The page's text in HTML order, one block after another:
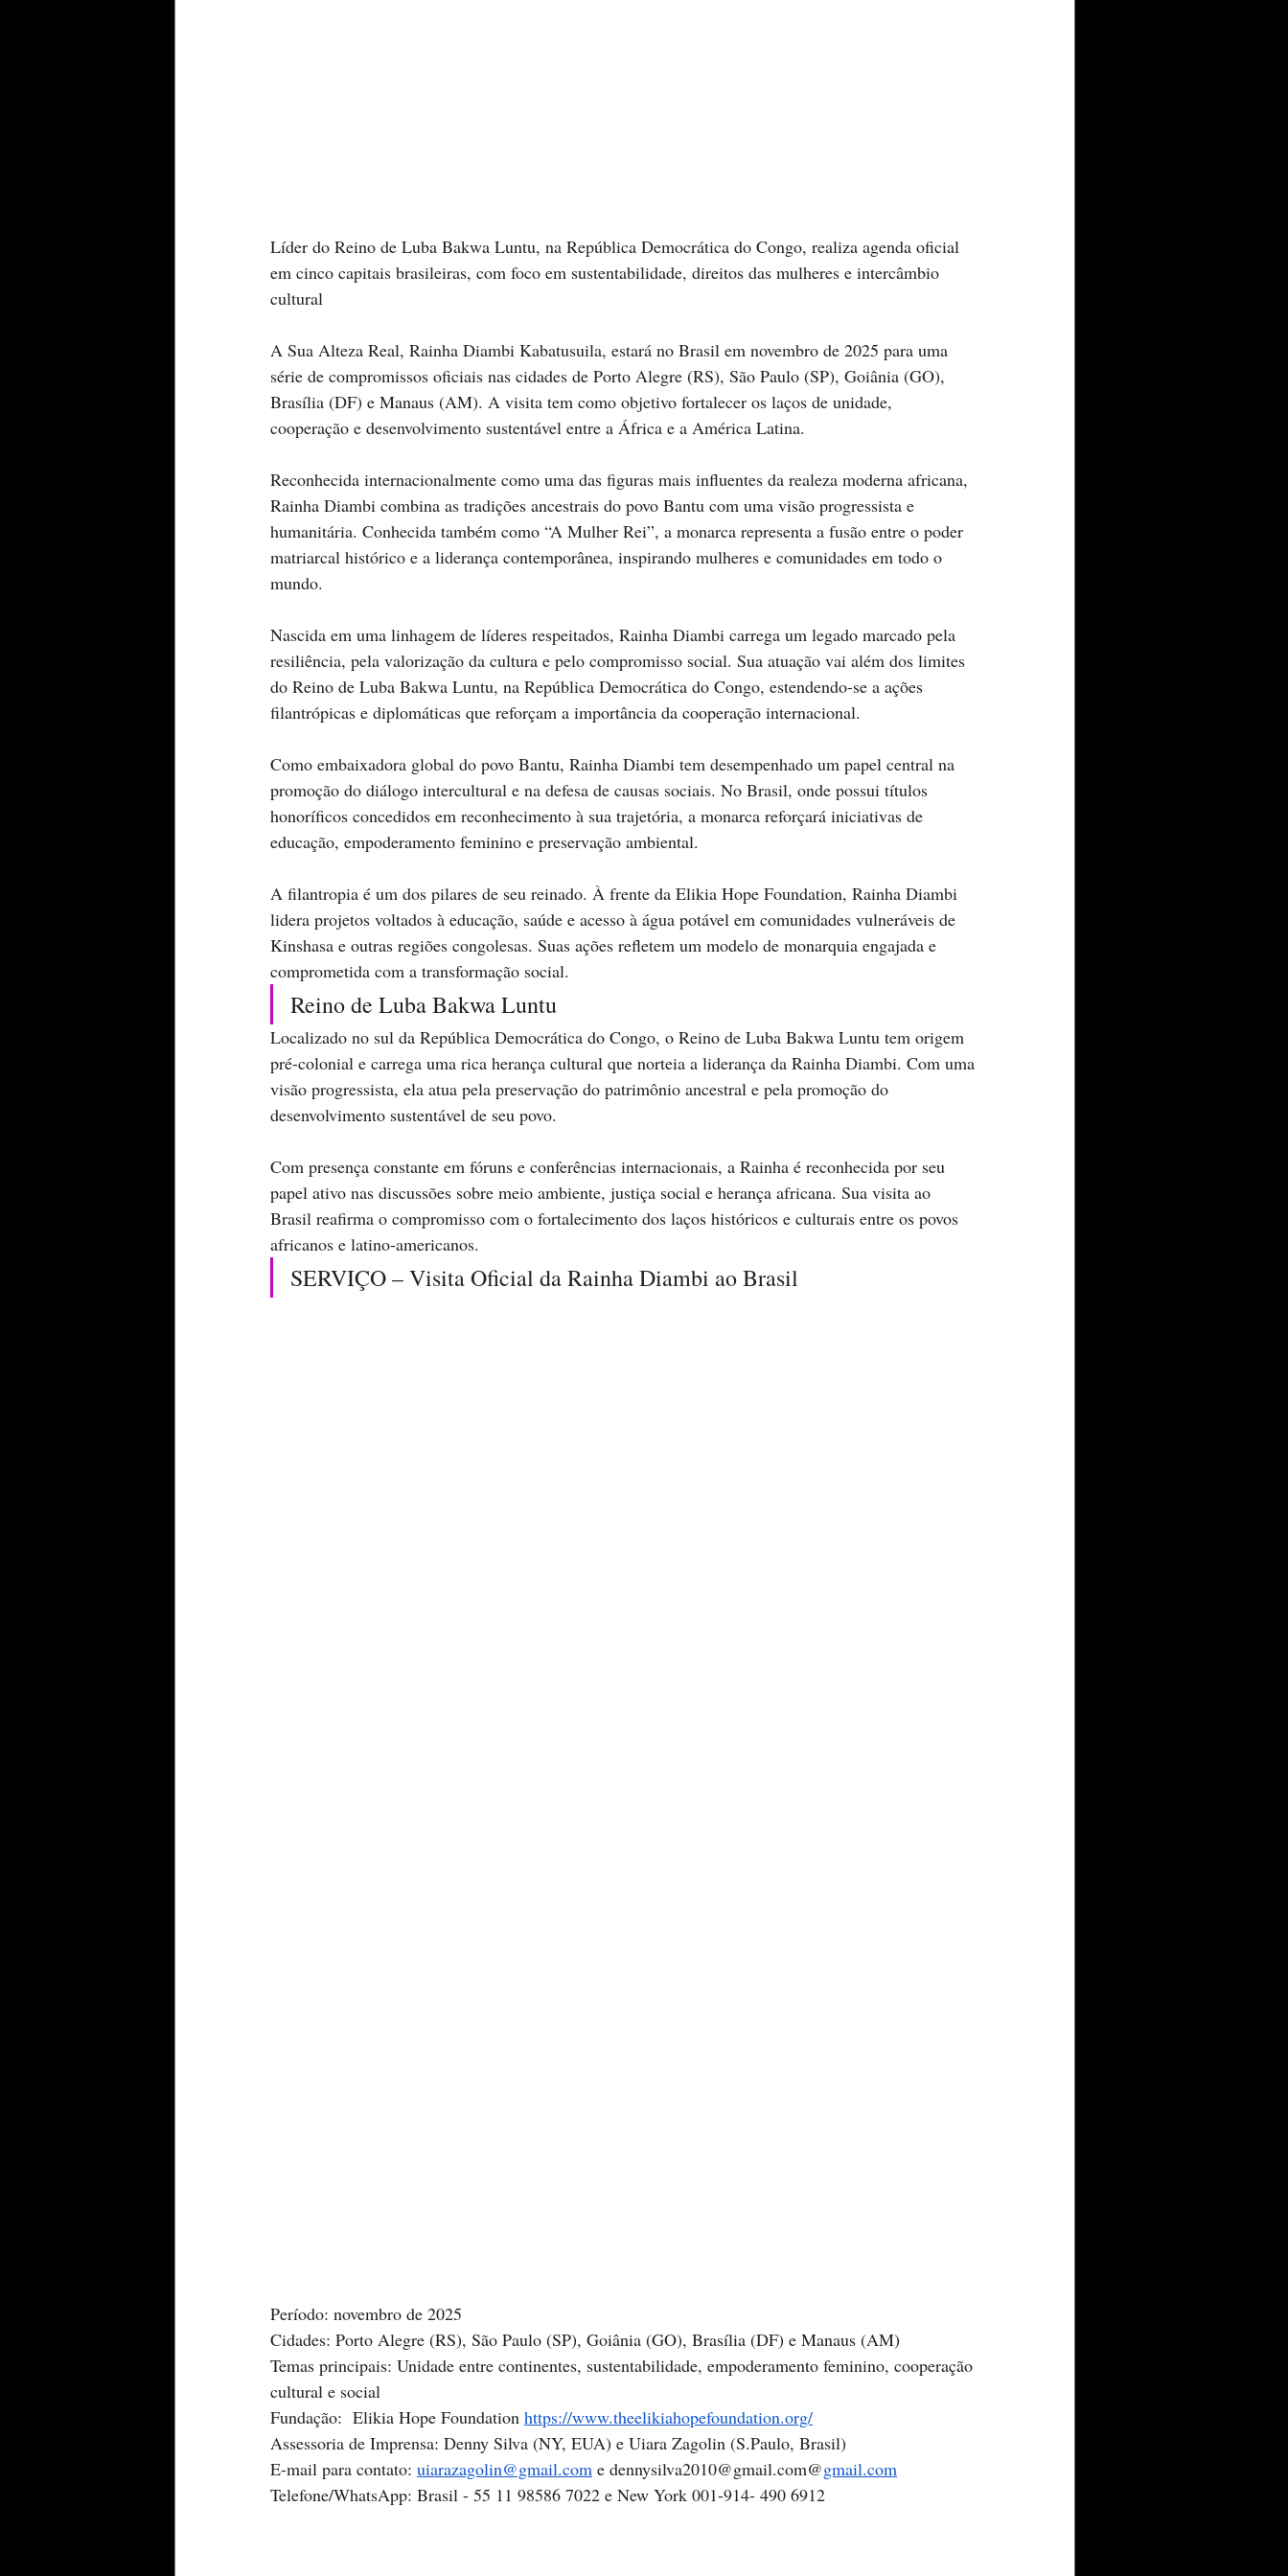
Líder do Reino de Luba Bakwa Luntu, na República Democrática do Congo, realiza agenda oficial
em cinco capitais brasileiras, com foco em sustentabilidade, direitos das mulheres e intercâmbio
cultural
A Sua Alteza Real, Rainha Diambi Kabatusuila, estará no Brasil em novembro de 2025 para uma
série de compromissos oficiais nas cidades de Porto Alegre (RS), São Paulo (SP), Goiânia (GO),
Brasília (DF) e Manaus (AM). A visita tem como objetivo fortalecer os laços de unidade,
cooperação e desenvolvimento sustentável entre a África e a América Latina.
Reconhecida internacionalmente como uma das figuras mais influentes da realeza moderna africana,
Rainha Diambi combina as tradições ancestrais do povo Bantu com uma visão progressista e
humanitária. Conhecida também como “A Mulher Rei”, a monarca representa a fusão entre o poder
matriarcal histórico e a liderança contemporânea, inspirando mulheres e comunidades em todo o
mundo.
Nascida em uma linhagem de líderes respeitados, Rainha Diambi carrega um legado marcado pela
resiliência, pela valorização da cultura e pelo compromisso social. Sua atuação vai além dos limites
do Reino de Luba Bakwa Luntu, na República Democrática do Congo, estendendo-se a ações
filantrópicas e diplomáticas que reforçam a importância da cooperação internacional.
Como embaixadora global do povo Bantu, Rainha Diambi tem desempenhado um papel central na
promoção do diálogo intercultural e na defesa de causas sociais. No Brasil, onde possui títulos
honoríficos concedidos em reconhecimento à sua trajetória, a monarca reforçará iniciativas de
educação, empoderamento feminino e preservação ambiental.
A filantropia é um dos pilares de seu reinado. À frente da Elikia Hope Foundation, Rainha Diambi
lidera projetos voltados à educação, saúde e acesso à água potável em comunidades vulneráveis de
Kinshasa e outras regiões congolesas. Suas ações refletem um modelo de monarquia engajada e
comprometida com a transformação social.
Reino de Luba Bakwa Luntu
Localizado no sul da República Democrática do Congo, o Reino de Luba Bakwa Luntu tem origem
pré-colonial e carrega uma rica herança cultural que norteia a liderança da Rainha Diambi. Com uma
visão progressista, ela atua pela preservação do patrimônio ancestral e pela promoção do
desenvolvimento sustentável de seu povo.
Com presença constante em fóruns e conferências internacionais, a Rainha é reconhecida por seu
papel ativo nas discussões sobre meio ambiente, justiça social e herança africana. Sua visita ao
Brasil reafirma o compromisso com o fortalecimento dos laços históricos e culturais entre os povos
africanos e latino-americanos.
SERVIÇO – Visita Oficial da Rainha Diambi ao Brasil
Período: novembro de 2025
Cidades: Porto Alegre (RS), São Paulo (SP), Goiânia (GO), Brasília (DF) e Manaus (AM)
Temas principais: Unidade entre continentes, sustentabilidade, empoderamento feminino, cooperação
cultural e social
Fundação:  Elikia Hope Foundation https://www.theelikiahopefoundation.org/
Assessoria de Imprensa: Denny Silva (NY, EUA) e Uiara Zagolin (S.Paulo, Brasil)
E-mail para contato: uiarazagolin@gmail.com e dennysilva2010@gmail.com@gmail.com
Telefone/WhatsApp: Brasil - 55 11 98586 7022 e New York 001-914- 490 6912